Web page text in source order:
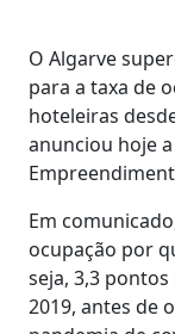
O Algarve
para a taxa de
hoteleiras
anunciou hoje
Em
ocupação por
seja, 3,3
2019, antes de